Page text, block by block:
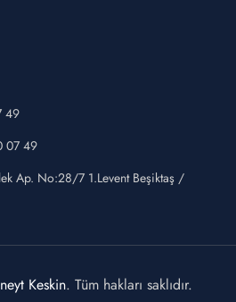
49
07 49
Ap. No:28/7 1.Levent Beşiktaş /
Keskin. Tüm hakları saklıdır.